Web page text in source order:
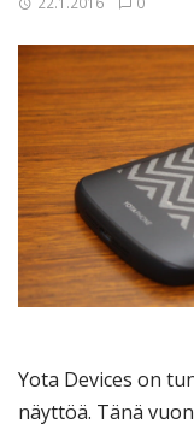
Yota Devices on
näyttöä. Tänä